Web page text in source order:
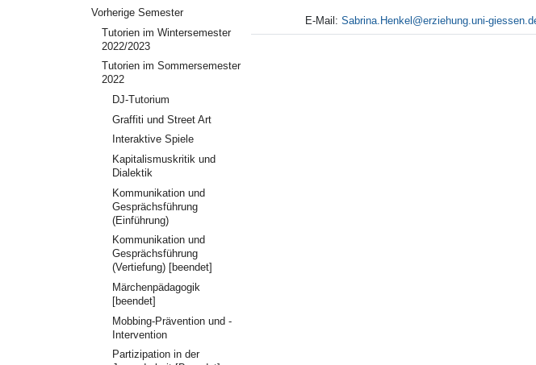
E-Mail: Sabrina.Henkel
Vorherige Semester
Tutorien im Wintersemester
2022/2023
Tutorien im Sommersemester
2022
DJ-Tutorium
Graffiti und Street Art
Interaktive Spiele
Kapitalismuskritik und
Dialektik
Kommunikation und
Gesprächsführung
(Einführung)
Kommunikation und
Gesprächsführung
(Vertiefung) [beendet]
Märchenpädagogik
[beendet]
Mobbing-Prävention und -
Intervention
Partizipation in der